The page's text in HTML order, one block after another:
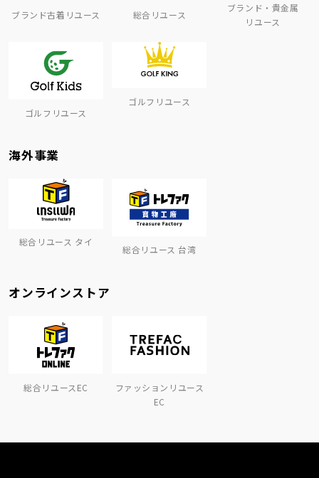
ブランド古着リユース 総合リユース
ブランド・貴金属
リユース
ゴルフリユース
ゴルフリユース
海外事業
総合リユース タイ
総合リユース 台湾
オンラインストア
総合リユースEC
ファッションリユース
EC